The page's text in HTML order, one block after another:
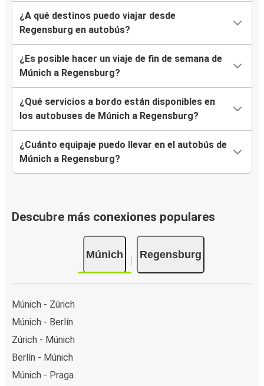
¿A qué destinos puedo viajar desde
Regensburg en autobús?
¿Es posible hacer un viaje de fin de semana de
Múnich a Regensburg?
¿Qué servicios a bordo están disponibles en
los autobuses de Múnich a Regensburg?
¿Cuánto equipaje puedo llevar en el autobús de
Múnich a Regensburg?
Descubre más conexiones populares
Múnich Regensburg
Múnich - Zúrich
Múnich - Berlín
Zúrich - Múnich
Berlín - Múnich
Múnich - Praga